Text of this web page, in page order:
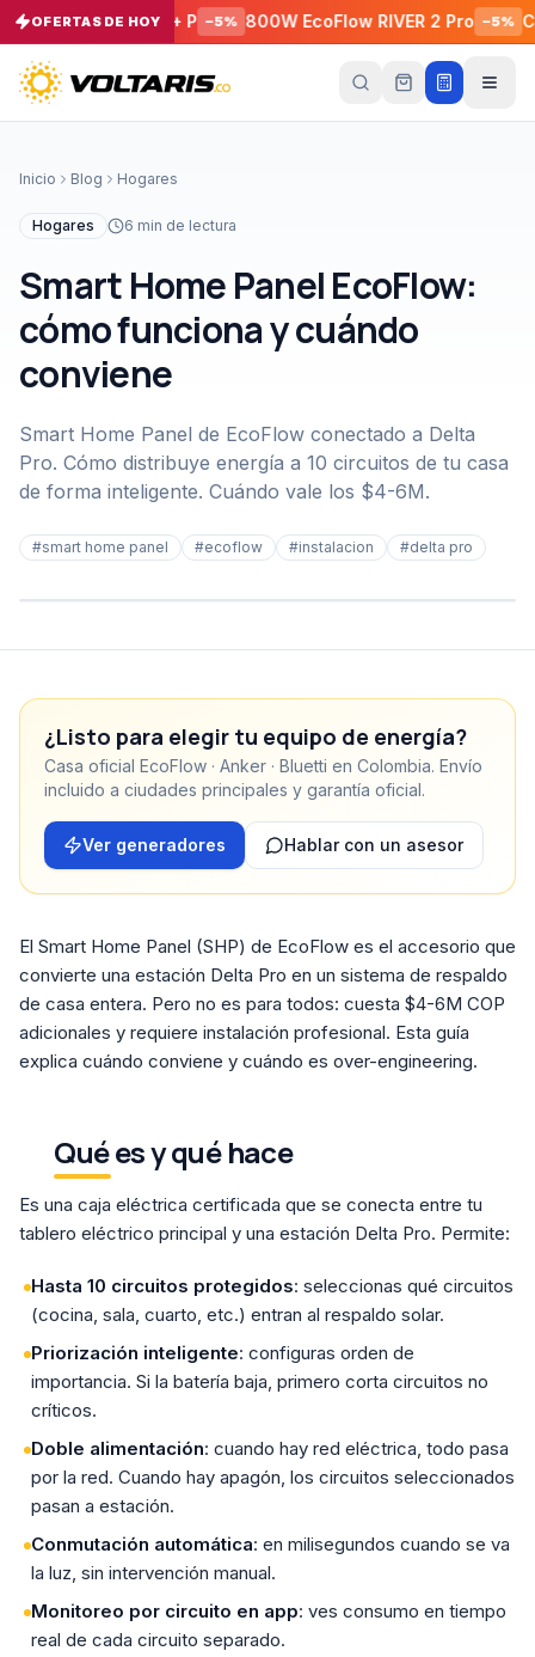
OFERTAS DE HOY
1800 W + P −5 % 800W EcoFlow RIVER 2 Pro −5 % Cable
Inicio Blog Hogares
Hogares 6 min de lectura
Smart Home Panel EcoFlow:
cómo funciona y cuándo
conviene
Smart Home Panel de EcoFlow conectado a Delta
Pro. Cómo distribuye energía a 10 circuitos de tu casa
de forma inteligente. Cuándo vale los $4-6M.
#smart home panel #ecoflow #instalacion #delta pro
¿Listo para elegir tu equipo de energía?
Casa oficial EcoFlow · Anker · Bluetti en Colombia. Envío
incluido a ciudades principales y garantía oficial.
Ver generadores Hablar con un asesor
El Smart Home Panel (SHP) de EcoFlow es el accesorio que
convierte una estación Delta Pro en un sistema de respaldo
de casa entera. Pero no es para todos: cuesta $4-6M COP
adicionales y requiere instalación profesional. Esta guía
explica cuándo conviene y cuándo es over-engineering.
Qué es y qué hace
Es una caja eléctrica certificada que se conecta entre tu
tablero eléctrico principal y una estación Delta Pro. Permite:
Hasta 10 circuitos protegidos: seleccionas qué circuitos
(cocina, sala, cuarto, etc.) entran al respaldo solar.
Priorización inteligente: configuras orden de
importancia. Si la batería baja, primero corta circuitos no
críticos.
Doble alimentación: cuando hay red eléctrica, todo pasa
por la red. Cuando hay apagón, los circuitos seleccionados
pasan a estación.
Conmutación automática: en milisegundos cuando se va
la luz, sin intervención manual.
Monitoreo por circuito en app: ves consumo en tiempo
real de cada circuito separado.
Tu
Vacío
carrito
está
Agrega
con el
botón
al
y
juntos.
productos